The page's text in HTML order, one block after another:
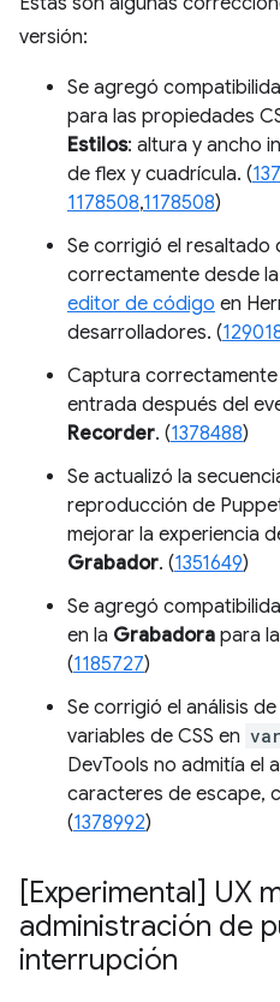
versión:
Se agregó
para las propiedades
Estilos: altura y ancho
de flex y cuadrícula. (
1178508,1178508)
Se corrigió el resaltado
correctamente desde
editor de código en
desarrolladores. (
Captura
entrada después del
Recorder. (1378488)
Se actualizó la
reproducción de
mejorar la experiencia
Grabador. (1351649)
Se agregó
en la Grabadora para
(1185727)
Se corrigió el análisis
variables de CSS en
DevTools no admitía el
caracteres de escape,
(1378992)
[Experimental] UX
administración de
interrupción